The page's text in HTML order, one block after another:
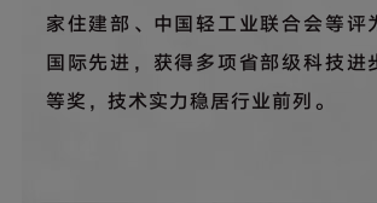
家住建部、中国轻工业联合会等评
国际先进，获得多项省部级科技进
等奖，技术实力稳居行业前列。